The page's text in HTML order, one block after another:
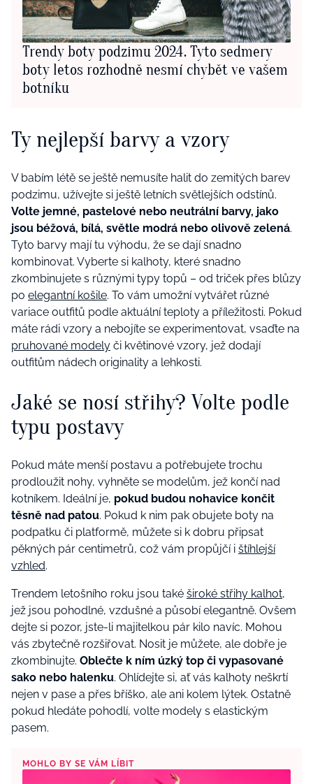
Trendy boty podzimu 2024. Tyto sedmery
boty letos rozhodně nesmí chybět ve vašem
botníku
Ty nejlepší barvy a vzory
V babím létě se ještě nemusíte halit do zemitých barev
podzimu, užívejte si ještě letních světlejších odstínů.
Volte jemné, pastelové nebo neutrální barvy, jako
jsou béžová, bílá, světle modrá nebo olivově zelená.
Tyto barvy mají tu výhodu, že se dají snadno
kombinovat. Vyberte si kalhoty, které snadno
zkombinujete s různými typy topů – od triček přes blůzy
po elegantní košile. To vám umožní vytvářet různé
variace outfitů podle aktuální teploty a příležitosti. Pokud
máte rádi vzory a nebojíte se experimentovat, vsaďte na
pruhované modely či květinové vzory, jež dodají
outfitům nádech originality a lehkosti.
Jaké se nosí střihy? Volte podle
typu postavy
Pokud máte menší postavu a potřebujete trochu
prodloužit nohy, vyhněte se modelům, jež končí nad
kotníkem. Ideální je, pokud budou nohavice končit
těsně nad patou. Pokud k nim pak obujete boty na
podpatku či platformě, můžete si k dobru připsat
pěkných pár centimetrů, což vám propůjčí i štíhlejší
vzhled.
Trendem letošního roku jsou také široké střihy kalhot,
jež jsou pohodlné, vzdušné a působí elegantně. Ovšem
dejte si pozor, jste-li majitelkou pár kilo navíc. Mohou
vás zbytečně rozšiřovat. Nosit je můžete, ale dobře je
zkombinujte. Oblečte k ním úzký top či vypasované
sako nebo halenku. Ohlídejte si, ať vás kalhoty neškrtí
nejen v pase a přes bříško, ale ani kolem lýtek. Ostatně
pokud hledáte pohodlí, volte modely s elastickým
pasem.
MOHLO BY SE VÁM LÍBIT